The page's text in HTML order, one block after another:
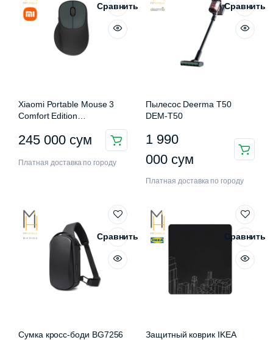
Сравнить
Xiaomi Portable Mouse 3
Comfort Edition
245 000 сум
Платная доставка по городу
Сравнить
Пылесос Deerma T50
DEM-T50
1 990
000 сум
Платная доставка по городу
Сравнить
Сумка кросс-боди BG7256
Сравнить
Защитный коврик IKEA